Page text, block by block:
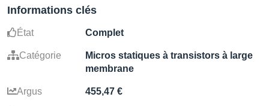
Informations clés
État Complet
Catégorie
Micros statiques à transistors à large
membrane
Argus 455,47 €